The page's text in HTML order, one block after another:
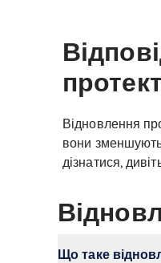
Відновлення
вони зменшують
дізнатися,
Що таке